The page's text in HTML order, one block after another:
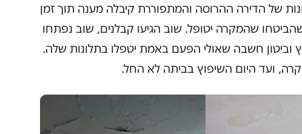
של הדירה ההרוסה והמתפוררת קיבלה מענה תוך זמן
שהמקרה יטופל. שוב הגיעו קבלנים, שוב נפתחו
וביטון חשבה שאולי הפעם באמת יטפלו בתלונות שלה.
ועד היום השיפוץ בביתה לא החל.